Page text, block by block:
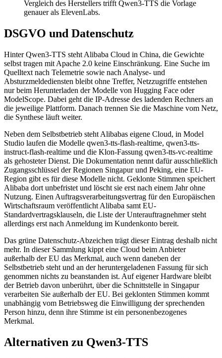
Vergleich des Herstellers trifft Qwen3-TTS die Vorlage
genauer als ElevenLabs.
DSGVO und Datenschutz
Hinter Qwen3-TTS steht Alibaba Cloud in China, die Gewichte
selbst tragen mit Apache 2.0 keine Einschränkung. Eine Suche im
Quelltext nach Telemetrie sowie nach Analyse- und
Absturzmeldediensten bleibt ohne Treffer, Netzzugriffe entstehen
nur beim Herunterladen der Modelle von Hugging Face oder
ModelScope. Dabei geht die IP-Adresse des ladenden Rechners an
die jeweilige Plattform. Danach trennen Sie die Maschine vom Netz,
die Synthese läuft weiter.
Neben dem Selbstbetrieb steht Alibabas eigene Cloud, in Model
Studio laufen die Modelle qwen3-tts-flash-realtime, qwen3-tts-
instruct-flash-realtime und die Klon-Fassung qwen3-tts-vc-realtime
als gehosteter Dienst. Die Dokumentation nennt dafür ausschließlich
Zugangsschlüssel der Regionen Singapur und Peking, eine EU-
Region gibt es für diese Modelle nicht. Geklonte Stimmen speichert
Alibaba dort unbefristet und löscht sie erst nach einem Jahr ohne
Nutzung. Einen Auftragsverarbeitungsvertrag für den Europäischen
Wirtschaftsraum veröffentlicht Alibaba samt EU-
Standardvertragsklauseln, die Liste der Unterauftragnehmer steht
allerdings erst nach Anmeldung im Kundenkonto bereit.
Das grüne Datenschutz-Abzeichen trägt dieser Eintrag deshalb nicht
mehr. In dieser Sammlung kippt eine Cloud beim Anbieter
außerhalb der EU das Merkmal, auch wenn daneben der
Selbstbetrieb steht und an der heruntergeladenen Fassung für sich
genommen nichts zu beanstanden ist. Auf eigener Hardware bleibt
der Betrieb davon unberührt, über die Schnittstelle in Singapur
verarbeiten Sie außerhalb der EU. Bei geklonten Stimmen kommt
unabhängig vom Betriebsweg die Einwilligung der sprechenden
Person hinzu, denn ihre Stimme ist ein personenbezogenes
Merkmal.
Alternativen zu Qwen3-TTS